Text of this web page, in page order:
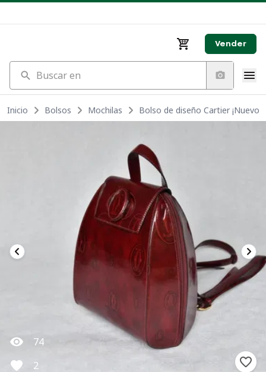
Vender
Buscar en
Inicio Bolsos Mochilas Bolso de diseño Cartier ¡Nuevo!
74
2